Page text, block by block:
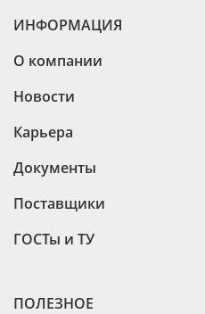
ИНФОРМАЦИЯ
О компании
Новости
Карьера
Документы
Поставщики
ГОСТы и ТУ
ПОЛЕЗНОЕ